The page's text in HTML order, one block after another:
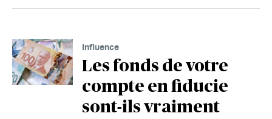
Influence
Les fonds de votre
compte en fiducie
sont-ils vraiment